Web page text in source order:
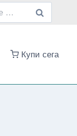
Купи сега